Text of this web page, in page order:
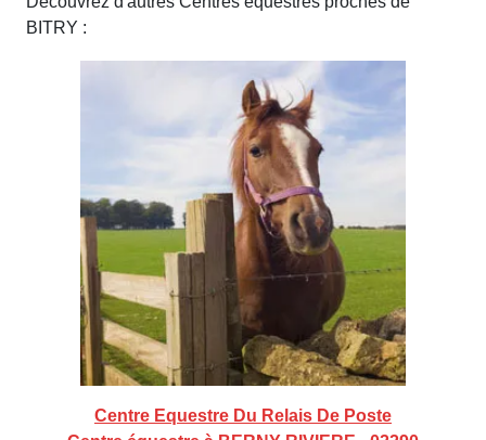
BITRY :
Centre Equestre Du Relais De Poste